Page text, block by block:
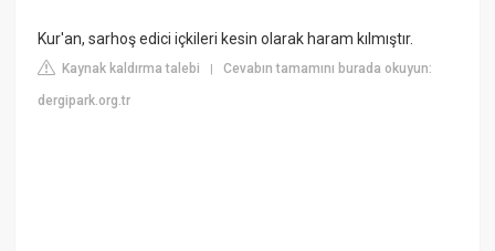
Kur'an, sarhoş edici içkileri kesin olarak haram kılmıştır.
Kaynak kaldırma talebi |Cevabın tamamını burada okuyun:
dergipark.org.tr